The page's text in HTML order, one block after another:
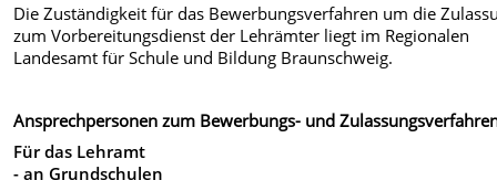
Die Zuständigkeit für das Bewerbungsverfahren um die
zum Vorbereitungsdienst der Lehrämter liegt im Regionalen
Landesamt für Schule und Bildung Braunschweig.
Ansprechpersonen zum Bewerbungs- und
Für das Lehramt
- an Grundschulen